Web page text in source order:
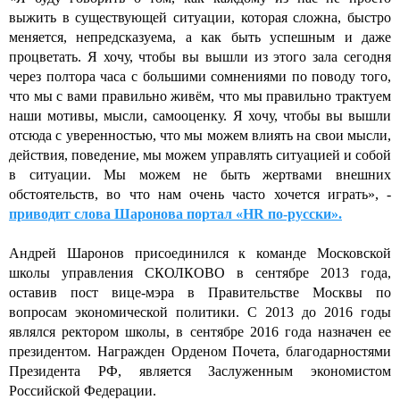
выжить в существующей ситуации, которая сложна, быстро
меняется, непредсказуема, а как быть успешным и даже
процветать. Я хочу, чтобы вы вышли из этого зала сегодня
через полтора часа с большими сомнениями по поводу того,
что мы с вами правильно живём, что мы правильно трактуем
наши мотивы, мысли, самооценку. Я хочу, чтобы вы вышли
отсюда с уверенностью, что мы можем влиять на свои мысли,
действия, поведение, мы можем управлять ситуацией и собой
в ситуации. Мы можем не быть жертвами внешних
обстоятельств, во что нам очень часто хочется играть», -
приводит слова Шаронова портал «HR по-русски».
Андрей Шаронов присоединился к команде Московской
школы управления СКОЛКОВО в сентябре 2013 года,
оставив пост вице-мэра в Правительстве Москвы по
вопросам экономической политики. С 2013 до 2016 годы
являлся ректором школы, в сентябре 2016 года назначен ее
президентом. Награжден Орденом Почета, благодарностями
Президента РФ, является Заслуженным экономистом
Российской Федерации.